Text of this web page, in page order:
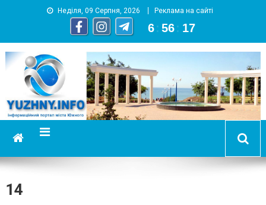
Неділя, 09 Серпня, 2026 Реклама на сайті
6 : 56 : 18
YUZHNY.INFO
информационный портал города Южный
14